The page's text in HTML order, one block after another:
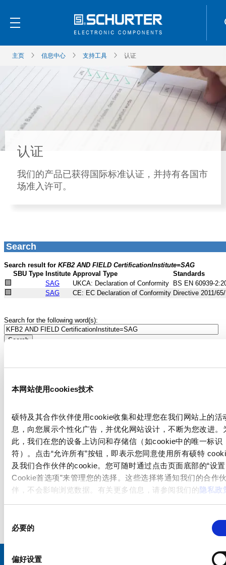
本网站使用cookies技术
硕特及其合作伙伴使用cookie收集和处理您在我们网站上的活
息，向您展示个性化广告，并优化网站设计，不断为您改进。
此，我们在您的设备上访问和存储信（如cookie中的唯一标识
符）。点击“允许所有”按钮，即表示您同意使用所有硕特
及我们合作伙伴的cookie。您可随时通过点击页面底部的“设置
Cookie首选项”来管理您的选择。这些选择将通知我们的合作
伴，不会影响浏览数据。有关更多信息，请参阅我们的隐私政
选
必要的
偏好设置
主页 信息中心 支持工具 认证
认证
我们的产品已获得国际标准认证，并持有各国市
场准入许可。